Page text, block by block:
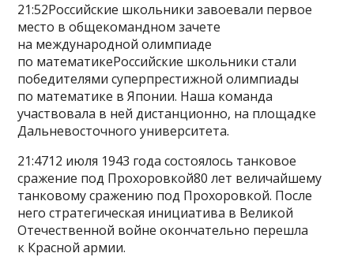
21:52Российские школьники завоевали первое
место в общекомандном зачете
на международной олимпиаде
по математикеРоссийские школьники стали
победителями суперпрестижной олимпиады
по математике в Японии. Наша команда
участвовала в ней дистанционно, на площадке
Дальневосточного университета.
21:4712 июля 1943 года состоялось танковое
сражение под Прохоровкой80 лет величайшему
танковому сражению под Прохоровкой. После
него стратегическая инициатива в Великой
Отечественной войне окончательно перешла
к Красной армии.